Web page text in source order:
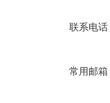
联系电话
常用邮箱